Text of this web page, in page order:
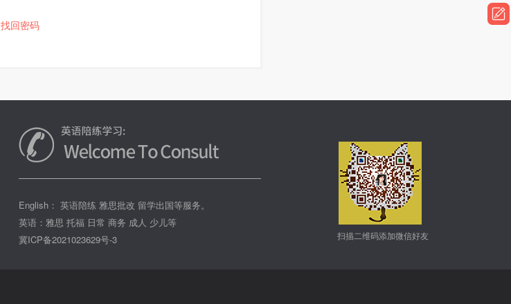
找回密码
English： 英语陪练 雅思批改 留学出国等服务。
英语：雅思 托福 日常 商务 成人 少儿等
冀ICP备2021023629号-3
扫描二维码添加微信好友